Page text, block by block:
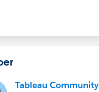
Tableau Community